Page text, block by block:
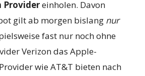
Providereinholen. Davon
gilt ab morgen bislang nur
fast nur noch ohne
Verizon das Apple-
wie AT&T bieten nach